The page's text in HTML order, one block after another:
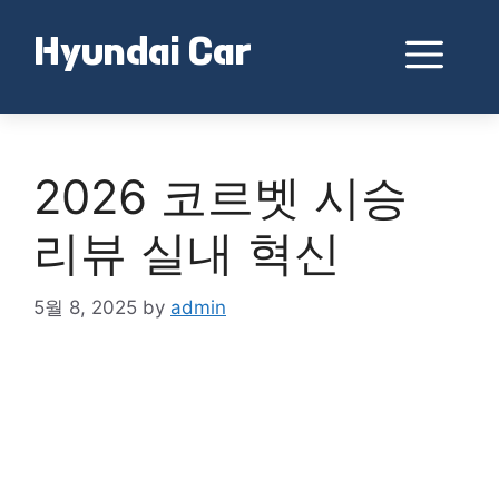
contentHyundai Car
2026 코르벳 시승
리뷰 실내 혁신
5월 8, 2025 by admin